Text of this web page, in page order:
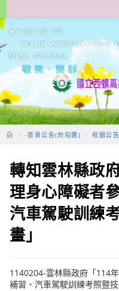
轉
至
要
容
> -首頁公告(勿勾選) > 校園公告
轉知雲林縣政
理身心障礙者
汽車駕駛訓練
畫」
1140204-雲林縣政府「114
補習、汽車駕駛訓練考照暨技